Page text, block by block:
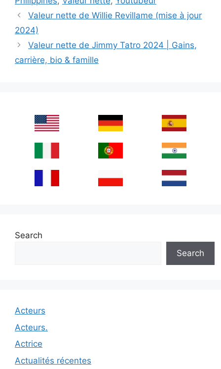
Valeur nette de Willie Revillame (mise à jour
2024)
Valeur nette de Jimmy Tatro 2024 | Gains,
carrière, bio & famille
Search
Search
Acteurs
Acteurs.
Actrice
Actualités récentes